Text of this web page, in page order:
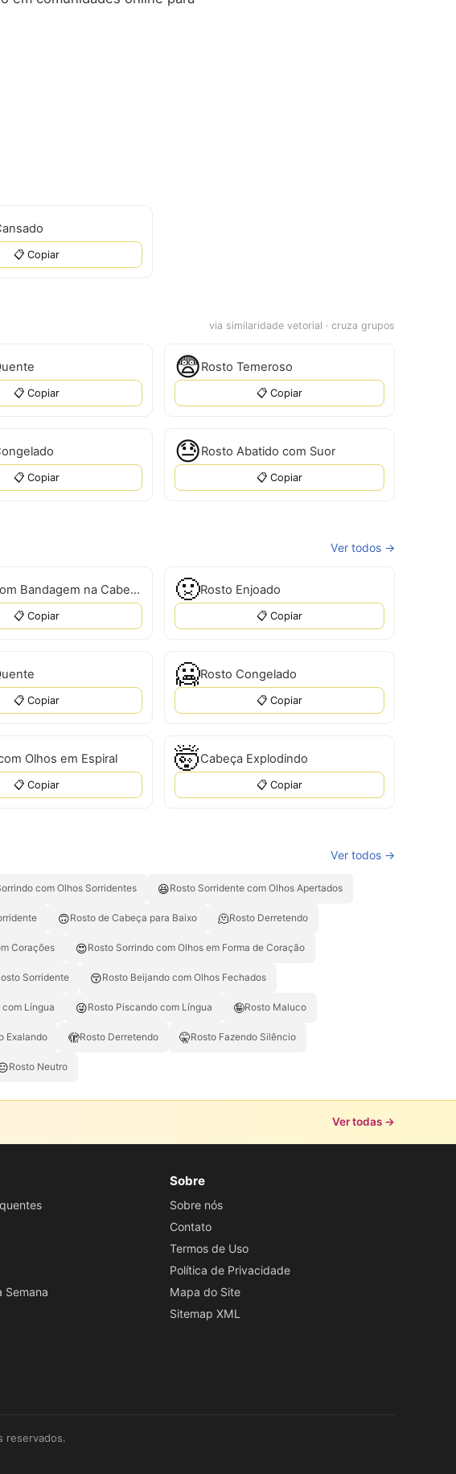
📋 Copiar
via similaridade vetorial · cruza grupos
📋 Copiar
😨Rosto Temeroso
📋 Copiar
📋 Copiar
😓Rosto Abatido com Suor
📋 Copiar
Ver todos →
Rosto com Bandagem na Cabeça
📋 Copiar
🤢Rosto Enjoado
📋 Copiar
📋 Copiar
🥶Rosto Congelado
📋 Copiar
Olhos em Espiral
📋 Copiar
🤯Cabeça Explodindo
📋 Copiar
Ver todos →
com Olhos Sorridentes 😆Rosto Sorridente com Olhos Apertados
🙃Rosto de Cabeça para Baixo 🫠Rosto Derretendo
Corações 😍Rosto Sorrindo com Olhos em Forma de Coração
Sorridente 😚Rosto Beijando com Olhos Fechados
com Língua 😜Rosto Piscando com Língua 🤪Rosto Maluco
Exalando 🫣Rosto Derretendo 🤫Rosto Fazendo Silêncio
Rosto Neutro
Ver todas →
Semana
Sobre
Sobre nós
Contato
Termos de Uso
Política de Privacidade
Mapa do Site
Sitemap XML
reservados.